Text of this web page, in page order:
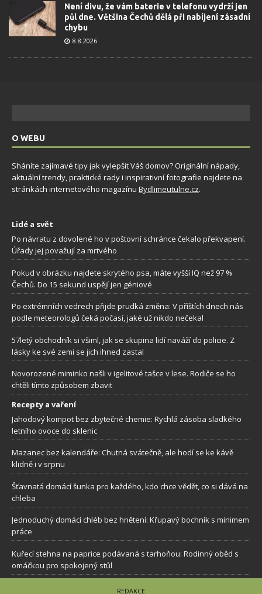
Není divu, že vám baterie v telefonu vydrží jen
půl dne. Většina Čechů dělá při nabíjení zásadní
chybu
8.8.2026
O WEBU
Sháníte zajímavé tipy jak vylepšit Váš domov? Originální nápady,
aktuální trendy, praktické rady i inspirativní fotografie najdete na
stránkách internetového magazínu Bydlimeutulne.cz.
Lidé a svět
Po návratu z dovolené ho v poštovní schránce čekalo překvapení.
Úřady jej považují za mrtvého
Pokud v obrázku najdete skrytého psa, máte vyšší IQ než 97 %
Čechů. Do 15 sekund uspějí jen géniové
Po extrémních vedrech přijde prudká změna: V příštích dnech nás
podle meteorologů čeká počasí, jaké už nikdo nečekal
57letý obchodník si všiml, jak se skupina lidí naváží do policie. Z
lásky ke své zemi se jich ihned zastal
Novorozené miminko našli v igelitové tašce v lese. Rodiče se ho
chtěli tímto způsobem zbavit
Recepty a vaření
Jahodový kompot bez zbytečné chemie: Rychlá zásoba sladkého
letního ovoce do sklenic
Mazanec bez kalendáře: Chutná svátečně, ale hodí se ke kávě
klidně i v srpnu
Šťavnatá domácí šunka pro každého, kdo chce vědět, co si dává na
chleba
Jednoduchý domácí chléb bez hnětení: Křupavý bochník s minimem
práce
Kuřecí stehna na paprice podávaná s tarhoňou: Rodinný oběd s
omáčkou pro spokojený stůl
REDAKCE